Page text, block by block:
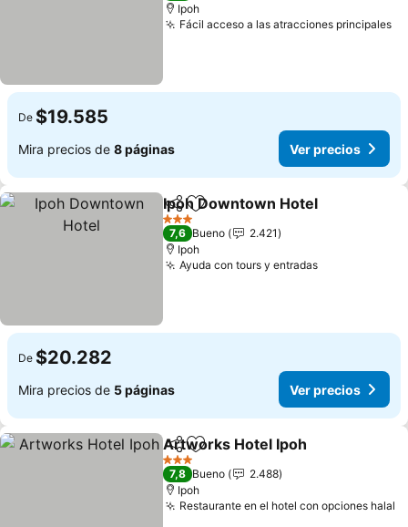
Ipoh
Fácil acceso a las atracciones principales
De $19.585
Mira precios de 8 páginas Ver precios
CompartirAgregar a favoritos
Ipoh Downtown Hotel
3 Estrellas
7,6 Bueno
2.421
Ipoh
Ayuda con tours y entradas
De $20.282
Mira precios de 5 páginas Ver precios
CompartirAgregar a favoritos
Artworks Hotel Ipoh
3 Estrellas
7,8 Bueno
2.488
Ipoh
Restaurante en el hotel con opciones halal